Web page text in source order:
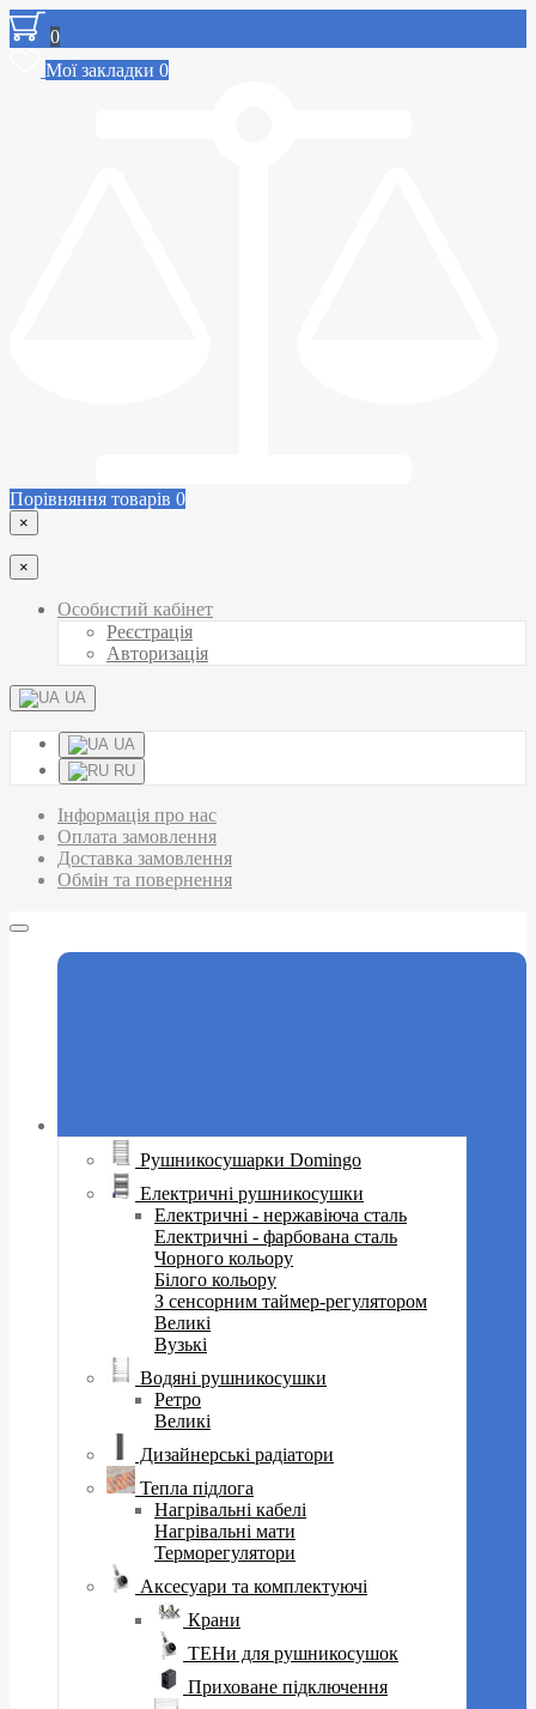
0
Мої закладки 0
Порівняння товарів 0
×
×
Особистий кабінет
Реєстрація
Авторизація
UA
UA
RU
Інформація про нас
Оплата замовлення
Доставка замовлення
Обмін та повернення
Рушникосушарки Domingo
Електричні рушникосушки
Електричні - нержавіюча сталь
Електричні - фарбована сталь
Чорного кольору
Білого кольору
З сенсорним таймер-регулятором
Великі
Вузькі
Водяні рушникосушки
Ретро
Великі
Дизайнерські радіатори
Тепла підлога
Нагрівальні кабелі
Нагрівальні мати
Терморегулятори
Аксесуари та комплектуючі
Крани
ТЕНи для рушникосушок
Приховане підключення